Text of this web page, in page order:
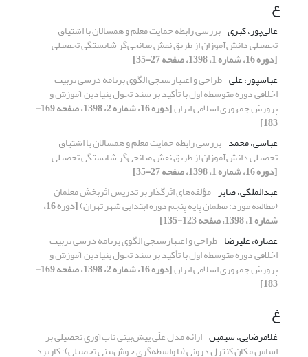
ع
عالی‌پور، کبری بررسی رابطه حمایت معلم و همسالان با اشتیاق
تحصیلی دانش‌آموزان از طریق نقش میانجی‌گر شایستگی تحصیلی
[دوره 16، شماره 1، 1398، صفحه 27-35]
عباسپور، علی طراحی و اعتبارسنجی الگوی برنامه‌ درسی تربیت
‌اخلاقی دوره متوسطه اول با تأکید بر سند تحول بنیادین آموزش ‌و‌
پرورش جمهوری ‌اسلامی ‌ایران [دوره 16، شماره 2، 1398، صفحه 169-
183]
عباسی، محمد بررسی رابطه حمایت معلم و همسالان با اشتیاق
تحصیلی دانش‌آموزان از طریق نقش میانجی‌گر شایستگی تحصیلی
[دوره 16، شماره 1، 1398، صفحه 27-35]
عبدالملکی، صابر مؤلفه‌های اثرگذار بر تدریس اثربخش معلمان
(مطالعه مورد: معلمان پایه پنجم دوره ابتدایی شهر تهران) [دوره 16،
شماره 1، 1398، صفحه 123-135]
عصاره، علیرضا طراحی و اعتبارسنجی الگوی برنامه‌ درسی تربیت
‌اخلاقی دوره متوسطه اول با تأکید بر سند تحول بنیادین آموزش ‌و‌
پرورش جمهوری ‌اسلامی ‌ایران [دوره 16، شماره 2، 1398، صفحه 169-
183]
غ
غلامرضایی، سیمین ارائه مدل علّی پیش‎‌بینی تاب‌آوری تحصیلی بر
اساس مکان کنترل درونی (با واسطه‌گری خوش‌بینی تحصیلی)؛ کاربرد